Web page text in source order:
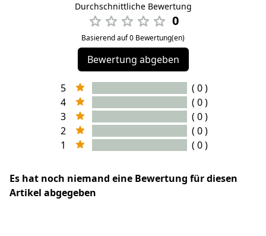
Durchschnittliche Bewertung
0
Basierend auf 0 Bewertung(en)
Bewertung abgeben
5
( 0 )
4
( 0 )
3
( 0 )
2
( 0 )
1
( 0 )
Es hat noch niemand eine Bewertung für diesen
Artikel abgegeben